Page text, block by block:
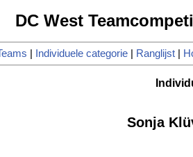
DC West
Individuele categorie Ranglijst
Sonja